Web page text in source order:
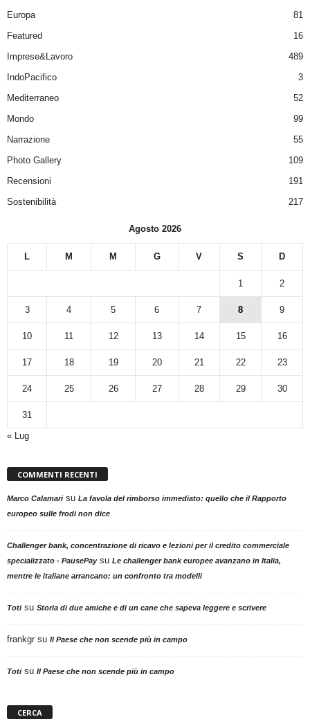
Europa
81
Featured
16
Imprese&Lavoro
489
IndoPacifico
3
Mediterraneo
52
Mondo
99
Narrazione
55
Photo Gallery
109
Recensioni
191
Sostenibilità
217
Agosto 2026
L M M G V S D
1 2
3 4 5 6 7 8 9
10 11 12 13 14 15 16
17 18 19 20 21 22 23
24 25 26 27 28 29 30
31
« Lug
COMMENTI RECENTI
Marco Calamarisu La favola del rimborso immediato: quello che il Rapporto
europeo sulle frodi non dice
Challenger bank, concentrazione di ricavo e lezioni per il credito commerciale
specializzato - PausePaysu Le challenger bank europee avanzano in Italia,
mentre le italiane arrancano: un confronto tra modelli
Totisu Storia di due amiche e di un cane che sapeva leggere e scrivere
frankgr su Il Paese che non scende più in campo
Totisu Il Paese che non scende più in campo
CERCA